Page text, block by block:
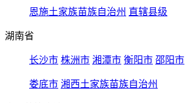
恩施土家族苗族自治州 直辖县级
湖南省
长沙市 株洲市 湘潭市 衡阳市 邵阳市
娄底市 湘西土家族苗族自治州